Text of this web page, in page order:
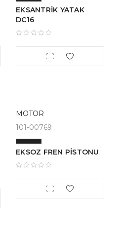
EKSANTRİK YATAK
DC16
MOTOR
101-00769
EKSOZ FREN PİSTONU